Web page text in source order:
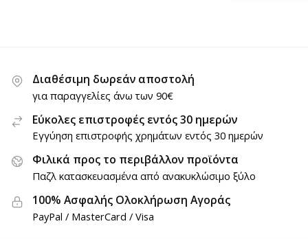
Διαθέσιμη δωρεάν αποστολή
για παραγγελίες άνω των 90€
Εύκολες επιστροφές εντός 30 ημερών
Εγγύηση επιστροφής χρημάτων εντός 30 ημερών
Φιλικά προς το περιβάλλον προϊόντα
Παζλ κατασκευασμένα από ανακυκλώσιμο ξύλο
100% Ασφαλής Ολοκλήρωση Αγοράς
PayPal / MasterCard / Visa